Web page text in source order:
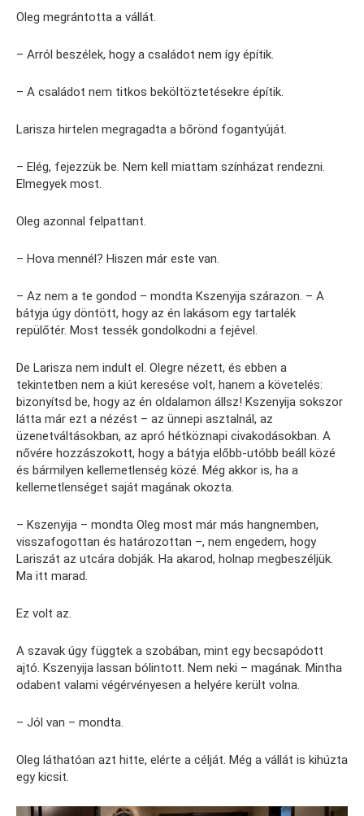
Oleg megrántotta a vállát.
– Arról beszélek, hogy a családot nem így építik.
– A családot nem titkos beköltöztetésekre építik.
Larisza hirtelen megragadta a bőrönd fogantyúját.
– Elég, fejezzük be. Nem kell miattam színházat rendezni.
Elmegyek most.
Oleg azonnal felpattant.
– Hova mennél? Hiszen már este van.
– Az nem a te gondod – mondta Kszenyija szárazon. – A
bátyja úgy döntött, hogy az én lakásom egy tartalék
repülőtér. Most tessék gondolkodni a fejével.
De Larisza nem indult el. Olegre nézett, és ebben a
tekintetben nem a kiút keresése volt, hanem a követelés:
bizonyítsd be, hogy az én oldalamon állsz! Kszenyija sokszor
látta már ezt a nézést – az ünnepi asztalnál, az
üzenetváltásokban, az apró hétköznapi civakodásokban. A
nővére hozzászokott, hogy a bátyja előbb-utóbb beáll közé
és bármilyen kellemetlenség közé. Még akkor is, ha a
kellemetlenséget saját magának okozta.
– Kszenyija – mondta Oleg most már más hangnemben,
visszafogottan és határozottan –, nem engedem, hogy
Lariszát az utcára dobják. Ha akarod, holnap megbeszéljük.
Ma itt marad.
Ez volt az.
A szavak úgy függtek a szobában, mint egy becsapódott
ajtó. Kszenyija lassan bólintott. Nem neki – magának. Mintha
odabent valami végérvényesen a helyére került volna.
– Jól van – mondta.
Oleg láthatóan azt hitte, elérte a célját. Még a vállát is kihúzta
egy kicsit.